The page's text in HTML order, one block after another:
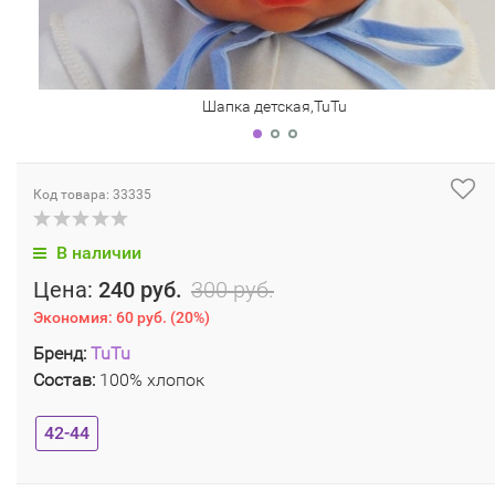
Шапка детская,TuTu
Код товара: 33335
В наличии
Цена: 240 руб. 300 руб.
Экономия: 60 руб. (20%)
Бренд: TuTu
Состав: 100% хлопок
42-44